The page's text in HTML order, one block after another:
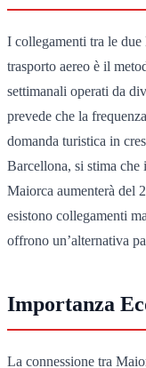
I collegamenti tra le
trasporto aereo è il
settimanali operati da
prevede che la
domanda turistica in
Barcellona, si stima
Maiorca aumenterà del
esistono collegamenti
offrono un’alternativa
Importanza
La connessione tra